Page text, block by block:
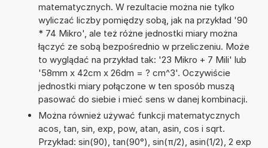
matematycznych. W rezultacie można nie tylko
wyliczać liczby pomiędzy sobą, jak na przykład '90
* 74 Mikro', ale też różne jednostki miary można
łączyć ze sobą bezpośrednio w przeliczeniu. Może
to wyglądać na przykład tak: '23 Mikro + 7 Mili' lub
'58mm x 42cm x 26dm = ? cm^3'. Oczywiście
jednostki miary połączone w ten sposób muszą
pasować do siebie i mieć sens w danej kombinacji.
Można również używać funkcji matematycznych
acos, tan, sin, exp, pow, atan, asin, cos i sqrt.
Przykład: sin(90), tan(90°), sin(π/2), asin(1/2), 2 exp